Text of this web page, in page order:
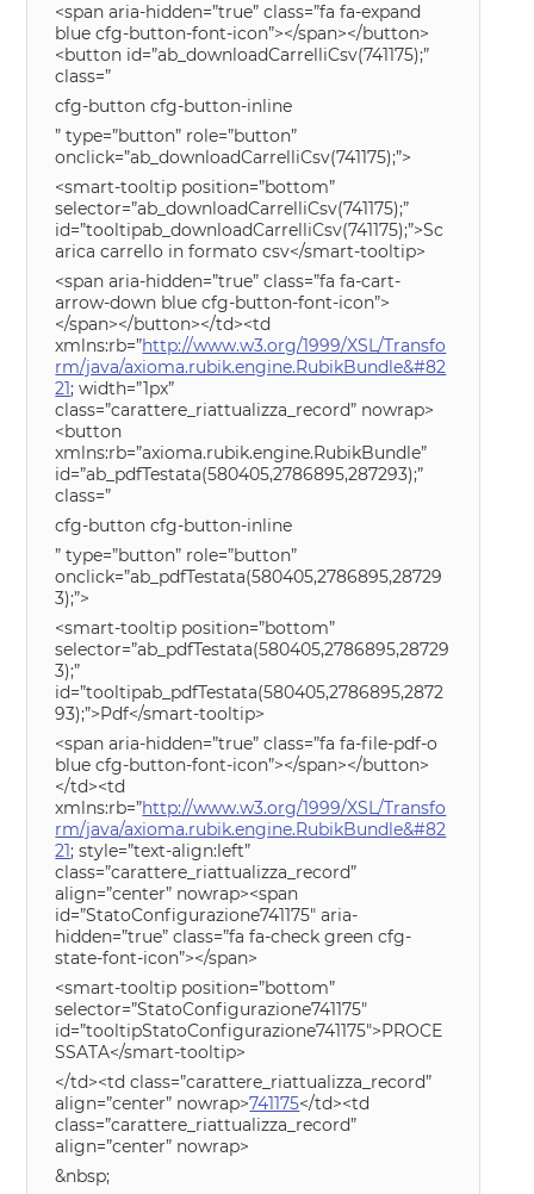
<span aria-hidden=”true” class=”fa fa-expand
blue cfg-button-font-icon”></span></button>
<button id=”ab_downloadCarrelliCsv(741175);”
class=”
cfg-button cfg-button-inline
” type=”button” role=”button”
onclick=”ab_downloadCarrelliCsv(741175);”>
<smart-tooltip position=”bottom”
selector=”ab_downloadCarrelliCsv(741175);”
id=”tooltipab_downloadCarrelliCsv(741175);”>Sc
arica carrello in formato csv</smart-tooltip>
<span aria-hidden=”true” class=”fa fa-cart-
arrow-down blue cfg-button-font-icon”>
</span></button></td><td
xmlns:rb=”http://www.w3.org/1999/XSL/Transfo
rm/java/axioma.rubik.engine.RubikBundle&#82
21; width=”1px”
class=”carattere_riattualizza_record” nowrap>
<button
xmlns:rb=”axioma.rubik.engine.RubikBundle”
id=”ab_pdfTestata(580405,2786895,287293);”
class=”
cfg-button cfg-button-inline
” type=”button” role=”button”
onclick=”ab_pdfTestata(580405,2786895,28729
3);”>
<smart-tooltip position=”bottom”
selector=”ab_pdfTestata(580405,2786895,28729
3);”
id=”tooltipab_pdfTestata(580405,2786895,2872
93);”>Pdf</smart-tooltip>
<span aria-hidden=”true” class=”fa fa-file-pdf-o
blue cfg-button-font-icon”></span></button>
</td><td
xmlns:rb=”http://www.w3.org/1999/XSL/Transfo
rm/java/axioma.rubik.engine.RubikBundle&#82
21; style=”text-align:left”
class=”carattere_riattualizza_record”
align=”center” nowrap><span
id=”StatoConfigurazione741175″ aria-
hidden=”true” class=”fa fa-check green cfg-
state-font-icon”></span>
<smart-tooltip position=”bottom”
selector=”StatoConfigurazione741175″
id=”tooltipStatoConfigurazione741175″>PROCE
SSATA</smart-tooltip>
</td><td class=”carattere_riattualizza_record”
align=”center” nowrap>741175</td><td
class=”carattere_riattualizza_record”
align=”center” nowrap>
&nbsp;